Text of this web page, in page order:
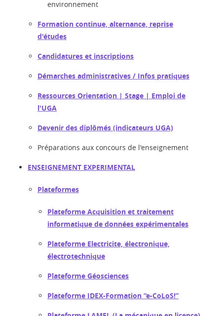
environnement
Formation continue, alternance, reprise
d'études
Candidatures et inscriptions
Démarches administratives / Infos pratiques
Ressources Orientation | Stage | Emploi de
l'UGA
Devenir des diplômés (indicateurs UGA)
Préparations aux concours de l'enseignement
ENSEIGNEMENT EXPERIMENTAL
Plateformes
Plateforme Acquisition et traitement
informatique de données expérimentales
Plateforme Electricite, électronique,
électrotechnique
Plateforme Géosciences
Plateforme IDEX-Formation “e-CoLoS!”